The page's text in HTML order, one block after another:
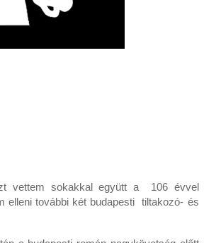
vettem sokakkal együtt a 106 évvel
elleni további két budapesti tiltakozó- és